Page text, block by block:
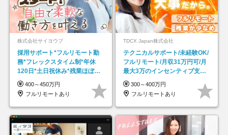
株式会社サイヨウブ
採用サポート*フルリモート勤
務*フレックスタイム制*年休
120日*土日祝休み*残業ほぼな
し*育児中社員8割以上
400～450万円
フルリモートあり
TDCX Japan株式会社
テクニカルサポート/未経験OK/
フルリモート/月収31万円可/月
最大3万のインセンティブ支給/
平均年齢33歳
300～400万円
フルリモートあり